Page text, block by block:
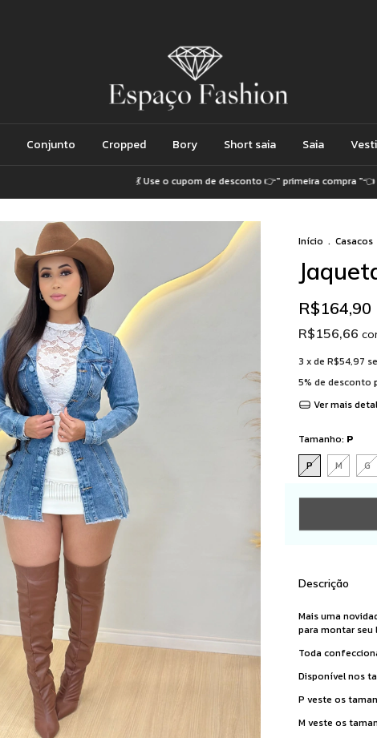
Conjunto Cropped Bory Short saia Saia
💃 Use o cupom de desconto 👉" primeira compra "👈 💃
Início . Casacos
R$164,90
R$156,66
3 x de R$54,97
5% de desconto
Ver mais
Tamanho: P
P
M G
Descrição
Mais uma
para montar
Toda
Disponível nos
P veste os
M veste os